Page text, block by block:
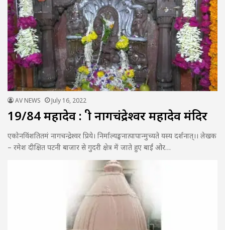
AV NEWS July 16, 2022
19/84 महादेव : श्री नागचंद्रेश्वर महादेव मंदिर
एकोनविंशतितमं नागचन्द्रेश्वर प्रिये। निर्माल्यङ्घनात्पापान्मुच्यते यस्य दर्शनात्।। लेखक
– रमेश दीक्षित पटनी बाजार से गुदरी क्षेत्र में जाते हुए बाईं ओर…